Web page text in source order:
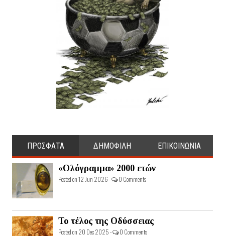
ΠΡΟΣΦΑΤΑ ΔΗΜΟΦΙΛΗ ΕΠΙΚΟΙΝΩΝΙΑ
«Ολόγραμμα» 2000 ετών
Posted on 12 Jun 2026 - 0 Comments
Το τέλος της Οδύσσειας
Posted on 20 Dec 2025 - 0 Comments